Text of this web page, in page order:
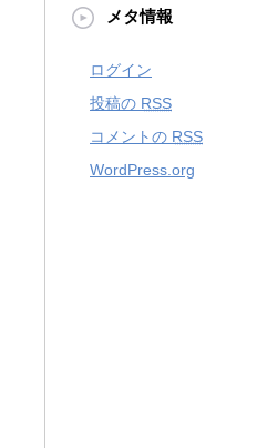
メタ情報
ログイン
投稿の RSS
コメントの RSS
WordPress.org